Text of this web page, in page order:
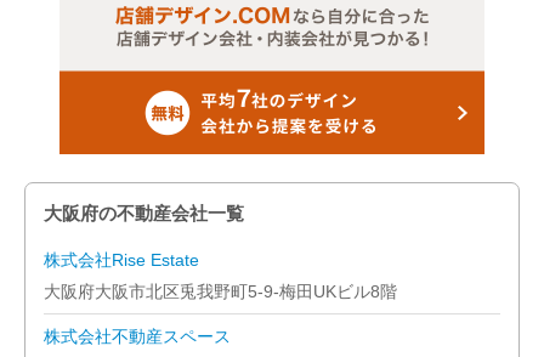
大阪府の不動産会社一覧
株式会社Rise Estate
大阪府大阪市北区兎我野町5-9-梅田UKビル8階
株式会社不動産スペース